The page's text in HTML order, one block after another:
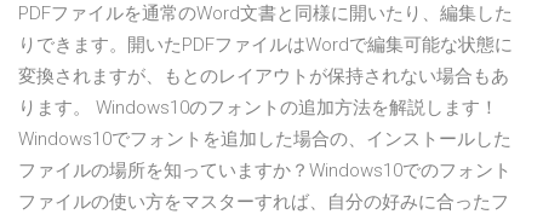
PDFファイルを通常のWord文書と同様に開いたり、編集した
りできます。開いたPDFファイルはWordで編集可能な状態に
変換されますが、もとのレイアウトが保持されない場合もあ
ります。 Windows10のフォントの追加方法を解説します！
Windows10でフォントを追加した場合の、インストールした
ファイルの場所を知っていますか？Windows10でのフォント
ファイルの使い方をマスターすれば、自分の好みに合ったフ